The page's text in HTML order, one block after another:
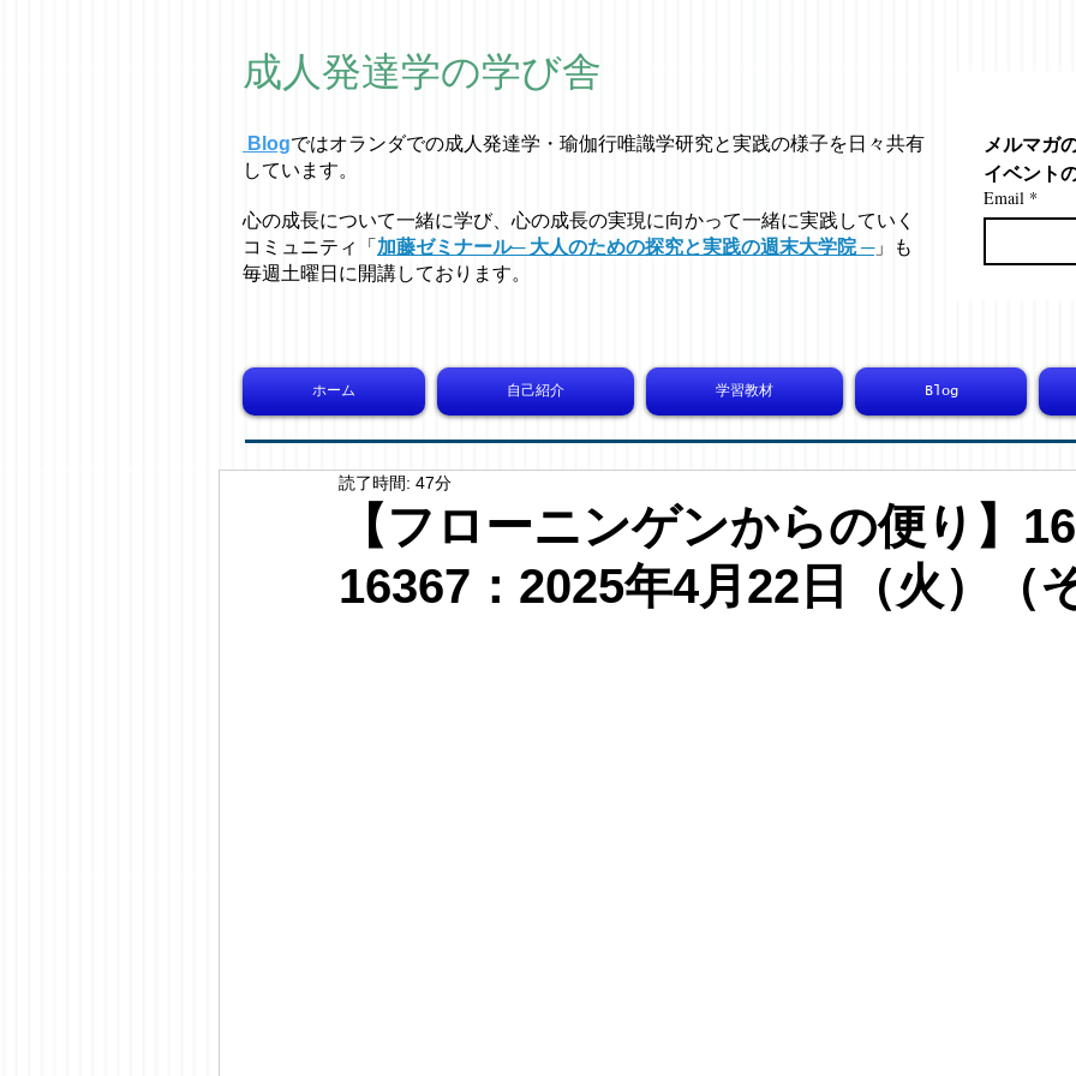
成人発達学の学び舎
Blogではオラ ンダでの成人発達学・ 瑜伽行唯識学研究と実践の様子を日々共有
しています。
心の成長について一緒に学び、心の成長の実現に向かって一緒に実践していく
コミュニティ「 加藤ゼミナール─ 大人のための探究と実践の週末大学院 ─」も
毎週土曜日に開講しております。
メルマガ
イベント
Email *
ホーム 自己紹介 学習教材 Blog
【フローニンゲンからの便り】
16367：2025年4月22日（火）（
読了時間: 47分